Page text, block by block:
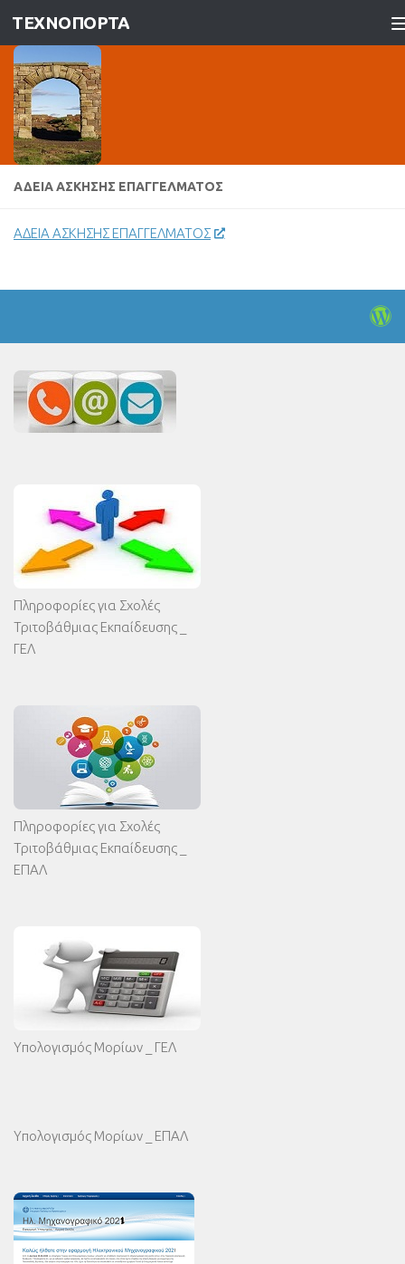
Skip to content
ΤΕΧΝΟΠΟΡΤΑ
ΆΔΕΙΑ ΆΣΚΗΣΗΣ ΕΠΑΓΓΈΛΜΑΤΟΣ
ΑΔΕΙΑ ΑΣΚΗΣΗΣ ΕΠΑΓΓΕΛΜΑΤΟΣ
Πληροφορίες για Σχολές
Τριτοβάθμιας Εκπαίδευσης _
ΓΕΛ
Πληροφορίες για Σχολές
Τριτοβάθμιας Εκπαίδευσης _
ΕΠΑΛ
Υπολογισμός Μορίων _ ΓΕΛ
Υπολογισμός Μορίων _ ΕΠΑΛ